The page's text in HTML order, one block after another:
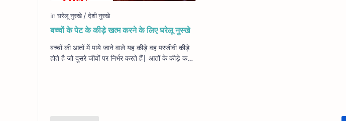
बच्चों के पेट के कीड़े खत्म करने के लिए घरेलू नुस्खे
बच्चों की आतों में पाये जाने वाले यह कीड़े वह परजीवी कीड़े
होते है जो दूसरे जीवों पर निर्भर करते हैं| आतों के कीड़े कई